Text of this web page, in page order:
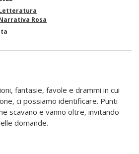
Rosa
fantasie, favole e drammi in cui
ci possiamo identificare. Punti
scavano e vanno oltre, invitando
domande.